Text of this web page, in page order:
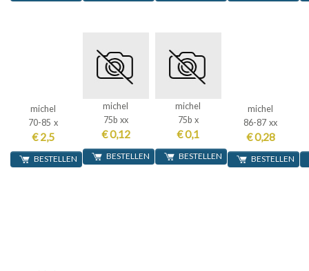
michel
70-85 x
€ 2,5
BESTELLEN
michel
75b xx
€ 0,12
BESTELLEN
michel
75b x
€ 0,1
BESTELLEN
michel
86-87 xx
€ 0,28
BESTELLEN